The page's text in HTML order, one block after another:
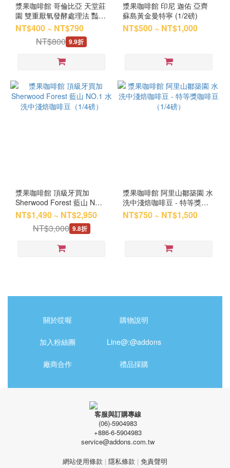
漿果咖啡館 哥倫比亞 天堂莊
園 雙重厭氧發酵處理法 豔夏
花荔 (100g)
NT$400 ~ NT$790
NT$800 9.9折
漿果咖啡館 印尼 迦佑 亞齊
蘇島黃金曼特寧 (1/2磅)
NT$500 ~ NT$1,000
漿果咖啡館 頂級牙買加
Sherwood Forest 藍山 NO.1
水洗中淺焙咖啡豆（1/4磅）
NT$1,490 ~ NT$2,950
NT$3,000 9.8折
漿果咖啡館 阿里山鄒築園 水
洗中淺焙咖啡豆 - 特等獎咖
啡豆（1/4磅）
NT$750 ~ NT$1,500
關於哎喔 購物說明
加入粉絲團 Line@:@addons
廠商合作 禮品採購
客服與訂購專線
(06)-5904983
+886-6-5904983
service@addons.com.tw
網站使用條款 | 隱私條款 | 免責聲明